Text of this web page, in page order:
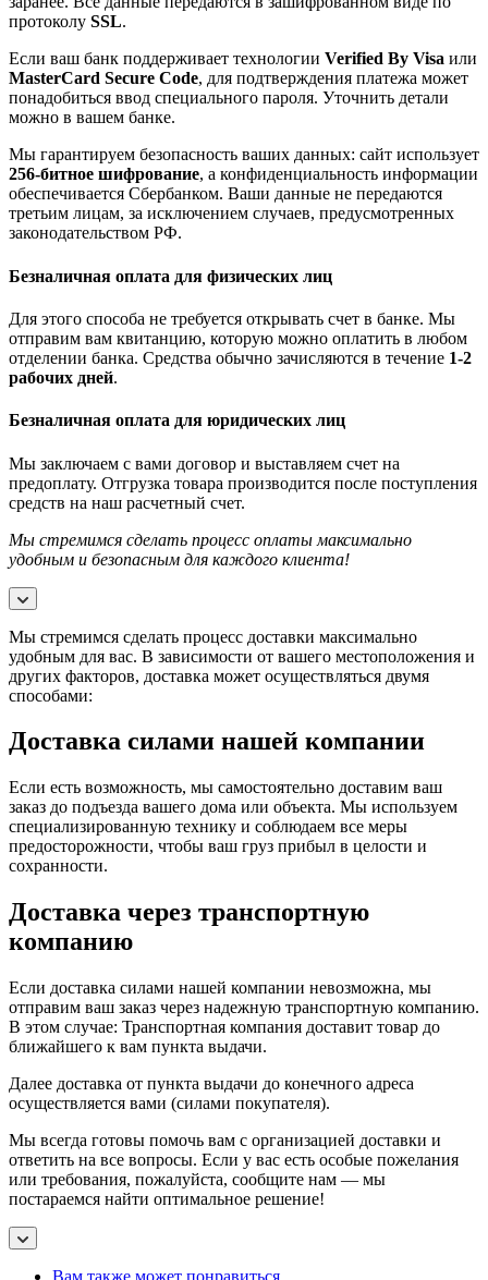
протоколу SSL.
Если ваш банк поддерживает технологии Verified By Visa или
MasterCard Secure Code, для подтверждения платежа может
понадобиться ввод специального пароля. Уточнить детали
можно в вашем банке.
Мы гарантируем безопасность ваших данных: сайт использует
256-битное шифрование, а конфиденциальность информации
обеспечивается Сбербанком. Ваши данные не передаются
третьим лицам, за исключением случаев, предусмотренных
законодательством РФ.
Безналичная оплата для физических лиц
Для этого способа не требуется открывать счет в банке. Мы
отправим вам квитанцию, которую можно оплатить в любом
отделении банка. Средства обычно зачисляются в течение 1-2
рабочих дней.
Безналичная оплата для юридических лиц
Мы заключаем с вами договор и выставляем счет на
предоплату. Отгрузка товара производится после поступления
средств на наш расчетный счет.
Мы стремимся сделать процесс оплаты максимально
удобным и безопасным для каждого клиента!
Мы стремимся сделать процесс доставки максимально
удобным для вас. В зависимости от вашего местоположения и
других факторов, доставка может осуществляться двумя
способами:
Доставка силами нашей компании
Если есть возможность, мы самостоятельно доставим ваш
заказ до подъезда вашего дома или объекта. Мы используем
специализированную технику и соблюдаем все меры
предосторожности, чтобы ваш груз прибыл в целости и
сохранности.
Доставка через транспортную
компанию
Если доставка силами нашей компании невозможна, мы
отправим ваш заказ через надежную транспортную компанию.
В этом случае: Транспортная компания доставит товар до
ближайшего к вам пункта выдачи.
Далее доставка от пункта выдачи до конечного адреса
осуществляется вами (силами покупателя).
Мы всегда готовы помочь вам с организацией доставки и
ответить на все вопросы. Если у вас есть особые пожелания
или требования, пожалуйста, сообщите нам — мы
постараемся найти оптимальное решение!